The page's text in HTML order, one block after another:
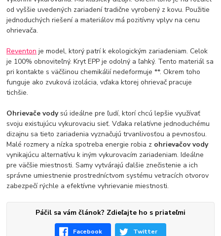
od vyššie uvedených zariadení tradične vyrobený z kovu. Použitie
jednoduchých riešení a materiálov má pozitívny vplyv na cenu
ohrievača.
Reventon je model, ktorý patrí k ekologickým zariadeniam. Celok
je 100% obnoviteľný. Kryt EPP je odolný a ľahký. Tento materiál sa
pri kontakte s väčšinou chemikálií nedeformuje **. Okrem toho
funguje ako zvuková izolácia, vďaka ktorej ohrievač pracuje
tichšie.
Ohrievače vody sú ideálne pre ľudí, ktorí chcú lepšie využívať
svoju existujúcu vykurovaciu sieť. Vďaka relatívne jednoduchému
dizajnu sa tieto zariadenia vyznačujú trvanlivosťou a pevnosťou.
Malé rozmery a nízka spotreba energie robia z ohrievačov vody
vynikajúcu alternatívu k iným vykurovacím zariadeniam. Ideálne
pre väčšie miestnosti. Samy vytvárajú ďalšie znečistenie a ich
správne umiestnenie prostredníctvom systému vetracích otvorov
zabezpečí rýchle a efektívne vyhrievanie miestnosti.
Páčil sa vám článok? Zdieľajte ho s priateľmi
Facebook Twitter